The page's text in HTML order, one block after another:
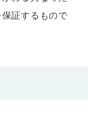
証するもので